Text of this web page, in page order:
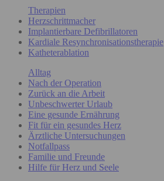
Therapien
Herzschrittmacher
Implantierbare Defibrillatoren
Kardiale Resynchronisationstherapie
Katheterablation
Alltag
Nach der Operation
Zurück an die Arbeit
Unbeschwerter Urlaub
Eine gesunde Ernährung
Fit für ein gesundes Herz
Ärztliche Untersuchungen
Notfallpass
Familie und Freunde
Hilfe für Herz und Seele